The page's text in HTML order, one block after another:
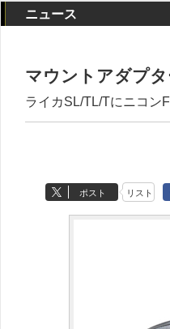
ニュース
マウントアダプ
ライカSL/TL/Tにニコン
ポスト リスト